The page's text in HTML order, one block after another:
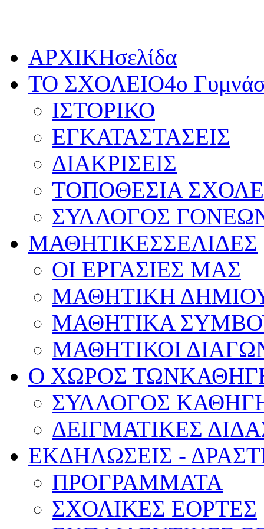
ΑΡΧΙΚΗσελίδα
ΤΟ ΣΧΟΛΕΙΟ4ο
ΙΣΤΟΡΙΚΟ
ΕΓΚΑΤΑΣΤΑΣΕΙΣ
ΔΙΑΚΡΙΣΕΙΣ
ΤΟΠΟΘΕΣΙΑ
ΣΥΛΛΟΓΟΣ
ΜΑΘΗΤΙΚΕΣΣΕΛΙΔΕΣ
ΟΙ ΕΡΓΑΣΙΕΣ ΜΑΣ
ΜΑΘΗΤΙΚΗ
ΜΑΘΗΤΙΚΑ
ΜΑΘΗΤΙΚΟΙ
Ο ΧΩΡΟΣ ΤΩΝ
ΣΥΛΛΟΓΟΣ
ΔΕΙΓΜΑΤΙΚΕΣ
ΕΚΔΗΛΩΣΕΙΣ -
ΠΡΟΓΡΑΜΜΑΤΑ
ΣΧΟΛΙΚΕΣ ΕΟΡΤΕΣ